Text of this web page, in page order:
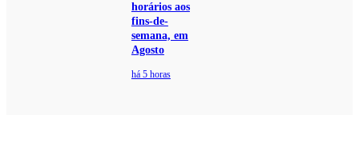
horários aos
fins-de-
semana, em
Agosto
há 5 horas